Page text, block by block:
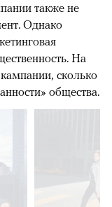
также не
Однако
На
сколько
общества.